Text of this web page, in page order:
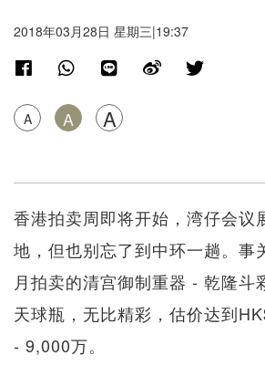
2018年03月28日 星期三|19:37
A A A
香港拍卖周即将开始，湾仔会议
地，但也别忘了到中环一趟。事
月拍卖的清宫御制重器 - 乾隆斗
天球瓶，无比精彩，估价达到
- 9,000万。